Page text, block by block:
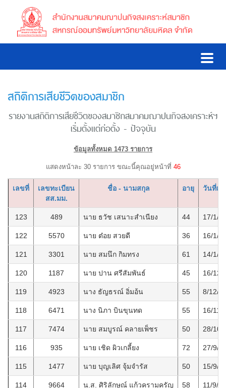
สถิติการเสียชีวิตของสมาชิก
รายงานสถิติการเสียชีวิตของสมาชิกสมาคมฌาปนกิจสงเคราะห์ฯ
เริ่มตั้งแต่ก่อตั้ง - ปัจจุบัน
ข้อมูลทั้งหมด 1473 รายการ
แสดงหน้าละ 30 รายการ ขณะนี้คุณอยู่หน้าที่ 46
เลขที่
เลขทะเบียน
สส.มม.
ชื่อ - นามสกุล อายุ วันที่เสี
123 489 นาย ธวัช เสนาะสำเนียง 44 17/1/
122 5570 นาย ต๋อย สวยดี 36 16/1/
121 3301 นาย สมนึก กิมทรง 61 14/1/
120 1187 นาย ปาน ศรีสัมพันธ์ 45 16/12/
119 4923 นาง ธัญธรณ์ อิ่มอ้น 55 8/12/
118 6471 นาง นิภา บินขุนทด 55 16/11/
117 7474 นาย สมบูรณ์ คลายเพ็ชร 50 28/10/
116 935 นาย เชิด ผิวเกลี้ยง 72 27/9/
115 1477 นาย บุญเลิศ จุ้มจำรัส 50 15/9/
114 9664 น.ส. ศิริลักษณ์ แก้วครามครัญ 58 11/9/